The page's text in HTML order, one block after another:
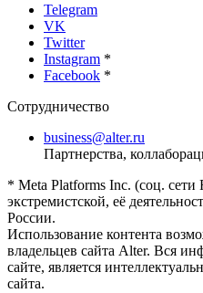
Telegram
VK
Twitter
Instagram *
Facebook *
Сотрудничество
business@alter.ru
Партнерства,
* Meta Platforms Inc. (соц. сети
экстремистской, её
России.
Использование контента
владельцев сайта Alter. Вся
сайте, является
сайта.